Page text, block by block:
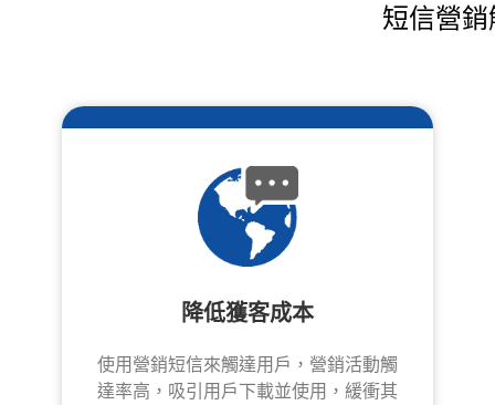
短信營
降低獲客成本
使用營銷短信來觸達用戶，營銷活動觸
達率高，吸引用戶下載並使用，緩衝其